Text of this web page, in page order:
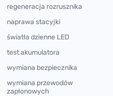
regeneracja rozrusznika
naprawa stacyjki
światła dzienne LED
test akumulatora
wymiana bezpiecznika
wymiana przewodów
zapłonowych